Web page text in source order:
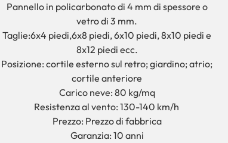
Pannello in policarbonato di 4 mm di spessore o
vetro di 3 mm.
Taglie:6x4 piedi,6x8 piedi, 6x10 piedi, 8x10 piedi e
8x12 piedi ecc.
Posizione: cortile esterno sul retro; giardino; atrio;
cortile anteriore
Carico neve: 80 kg/mq
Resistenza al vento: 130-140 km/h
Prezzo: Prezzo di fabbrica
Garanzia: 10 anni